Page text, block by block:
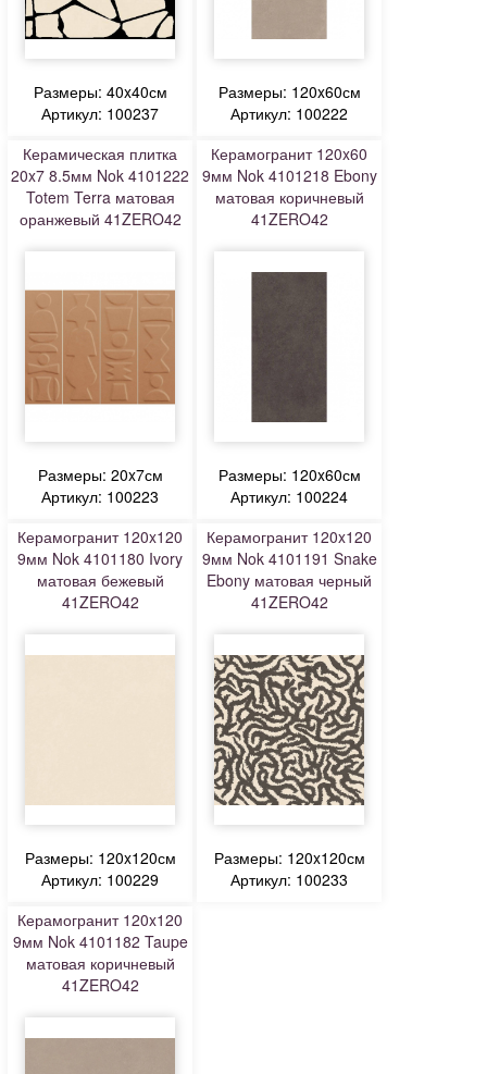
Размеры: 40x40см
Артикул: 100237
Размеры: 120x60см
Артикул: 100222
Керамическая плитка
20x7 8.5мм Nok 4101222
Totem Terra матовая
оранжевый 41ZERO42
Размеры: 20x7см
Артикул: 100223
Керамогранит 120x60
9мм Nok 4101218 Ebony
матовая коричневый
41ZERO42
Размеры: 120x60см
Артикул: 100224
Керамогранит 120x120
9мм Nok 4101180 Ivory
матовая бежевый
41ZERO42
Размеры: 120x120см
Артикул: 100229
Керамогранит 120x120
9мм Nok 4101191 Snake
Ebony матовая черный
41ZERO42
Размеры: 120x120см
Артикул: 100233
Керамогранит 120x120
9мм Nok 4101182 Taupe
матовая коричневый
41ZERO42